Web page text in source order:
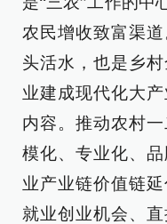
农民增收致富渠
头活水，也是乡
业建成现代化大
内容。推动农村
模化、专业化、
业产业链价值链
就业创业机会、